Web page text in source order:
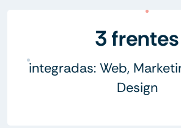
3 frentes
integradas: Web,
Design